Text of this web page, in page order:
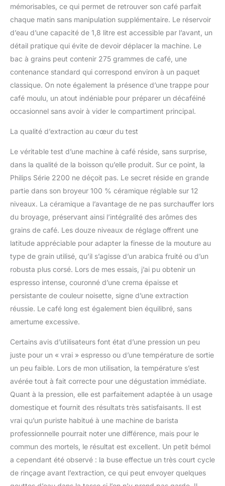
vie de la machine à café.
mémorisables, ce qui permet de retrouver son café parfait
chaque matin sans manipulation supplémentaire. Le réservoir
d’eau d’une capacité de 1,8 litre est accessible par l’avant, un
détail pratique qui évite de devoir déplacer la machine. Le
bac à grains peut contenir 275 grammes de café, une
contenance standard qui correspond environ à un paquet
classique. On note également la présence d’une trappe pour
café moulu, un atout indéniable pour préparer un décaféiné
occasionnel sans avoir à vider le compartiment principal.
La qualité d’extraction au cœur du test
Le véritable test d’une machine à café réside, sans surprise,
dans la qualité de la boisson qu’elle produit. Sur ce point, la
Philips Série 2200 ne déçoit pas. Le secret réside en grande
partie dans son broyeur 100 % céramique réglable sur 12
niveaux. La céramique a l’avantage de ne pas surchauffer lors
du broyage, préservant ainsi l’intégralité des arômes des
grains de café. Les douze niveaux de réglage offrent une
latitude appréciable pour adapter la finesse de la mouture au
type de grain utilisé, qu’il s’agisse d’un arabica fruité ou d’un
robusta plus corsé. Lors de mes essais, j’ai pu obtenir un
espresso intense, couronné d’une crema épaisse et
persistante de couleur noisette, signe d’une extraction
réussie. Le café long est également bien équilibré, sans
amertume excessive.
Certains avis d’utilisateurs font état d’une pression un peu
juste pour un « vrai » espresso ou d’une température de sortie
un peu faible. Lors de mon utilisation, la température s’est
avérée tout à fait correcte pour une dégustation immédiate.
Quant à la pression, elle est parfaitement adaptée à un usage
domestique et fournit des résultats très satisfaisants. Il est
vrai qu’un puriste habitué à une machine de barista
professionnelle pourrait noter une différence, mais pour le
commun des mortels, le résultat est excellent. Un petit bémol
a cependant été observé : la buse effectue un très court cycle
de rinçage avant l’extraction, ce qui peut envoyer quelques